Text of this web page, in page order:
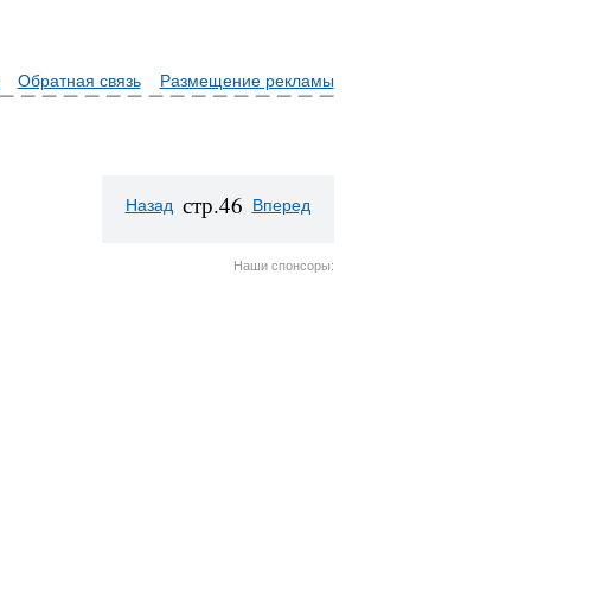
Обратная связь Размещение рекламы
Назад стр.46 Вперед
Наши спонсоры: